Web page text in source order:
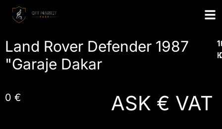
Land Rover Defender 1987
"Garaje Dakar
0 € ASK € VAT